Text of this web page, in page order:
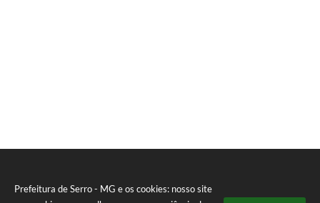
Prefeitura de Serro - MG e os cookies: nosso site